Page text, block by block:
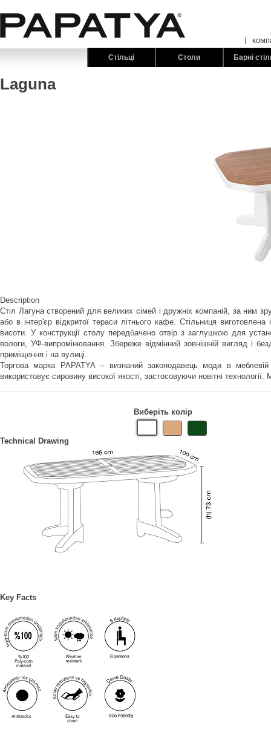
Стільці Столи Барні
Laguna
Description
Стіл Лагуна створений для великих сімей і дружніх компаній, за ним
або в інтер'єр відкритої тераси літнього кафе. Стільниця
висоти. У конструкції столу передбачено отвір з заглушкою для
вологи, УФ-випромінювання. Збереже відмінний зовнішній вигляд і
приміщення і на вулиці.
Торгова марка PAPATYA – визнаний законодавець моди в
використовує сировину високої якості, застосовуючи новітні
Виберіть колір
Technical Drawing
Key Facts